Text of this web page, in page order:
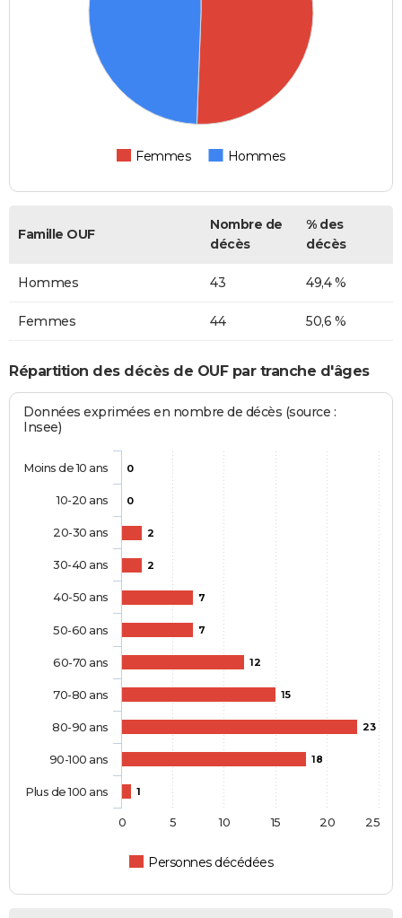
Femmes Hommes
Famille OUF
Nombre de
décès
% des
décès
Hommes 43 49,4 %
Femmes 44 50,6 %
Répartition des décès de OUF par tranche d'âges
Données exprimées en nombre de décès (source :
Insee)
0
0
2
2
7
7
12
15
23
18
1
Personnes décédées
Moins de 10 ans
10-20 ans
20-30 ans
30-40 ans
40-50 ans
50-60 ans
60-70 ans
70-80 ans
80-90 ans
90-100 ans
Plus de 100 ans
0 5 10 15 20 25